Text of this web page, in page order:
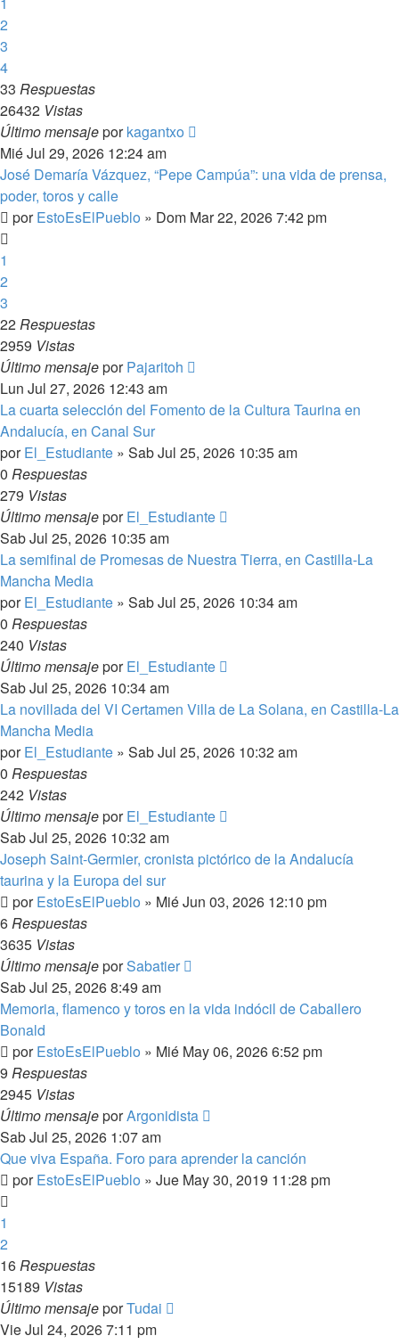
2
3
4
33 Respuestas
26432 Vistas
Último mensajeporkagantxo
Mié Jul 29, 2026 12:24 am
José Demaría Vázquez, “Pepe Campúa”: una vida de prensa,
poder, toros y calle
porEstoEsElPueblo » Dom Mar 22, 2026 7:42 pm
1
2
3
22Respuestas
2959 Vistas
Último mensajeporPajaritoh
Lun Jul 27, 2026 12:43 am
La cuarta selección del Fomento de la Cultura Taurina en
Andalucía, en Canal Sur
porEl_Estudiante » Sab Jul 25, 2026 10:35 am
0 Respuestas
279 Vistas
Último mensajeporEl_Estudiante
Sab Jul 25, 2026 10:35 am
La semifinal de Promesas de Nuestra Tierra, en Castilla-La
Mancha Media
porEl_Estudiante » Sab Jul 25, 2026 10:34 am
0 Respuestas
240 Vistas
Último mensajeporEl_Estudiante
Sab Jul 25, 2026 10:34 am
La novillada del VI Certamen Villa de La Solana, en Castilla-La
Mancha Media
porEl_Estudiante » Sab Jul 25, 2026 10:32 am
0 Respuestas
242 Vistas
Último mensajeporEl_Estudiante
Sab Jul 25, 2026 10:32 am
Joseph Saint-Germier, cronista pictórico de la Andalucía
taurina y la Europa del sur
porEstoEsElPueblo » Mié Jun 03, 2026 12:10 pm
6Respuestas
3635 Vistas
Último mensajeporSabatier
Sab Jul 25, 2026 8:49 am
Memoria, flamenco y toros en la vida indócil de Caballero
Bonald
porEstoEsElPueblo » Mié May 06, 2026 6:52 pm
9 Respuestas
2945 Vistas
Último mensajeporArgonidista
Sab Jul 25, 2026 1:07 am
Que viva España. Foro para aprender la canción
porEstoEsElPueblo » Jue May 30, 2019 11:28 pm
1
2
16Respuestas
15189 Vistas
Último mensajeporTudai
Vie Jul 24, 2026 7:11 pm